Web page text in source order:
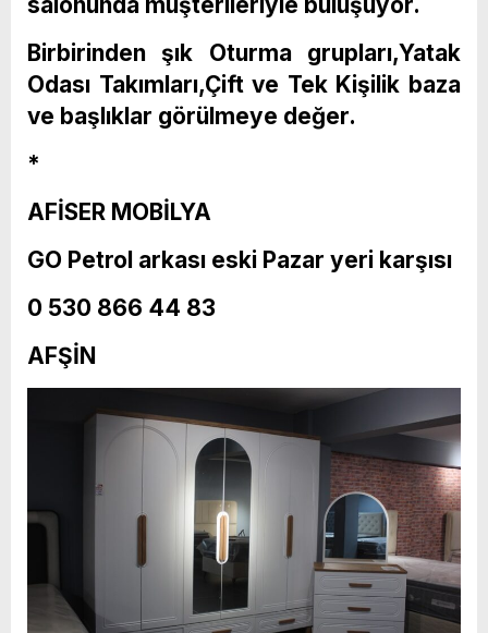
Birbirinden şık Oturma grupları,Yatak
Odası Takımları,Çift ve Tek Kişilik baza
ve başlıklar görülmeye değer.
*
AFİSER MOBİLYA
GO Petrol arkası eski Pazar yeri karşısı
0 530 866 44 83
AFŞİN